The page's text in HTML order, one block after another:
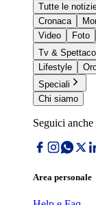
Tutte le
Cronaca
Video
Foto
Tv &
Lifestyle
Speciali
Chi siamo
Seguici anche
Area personale